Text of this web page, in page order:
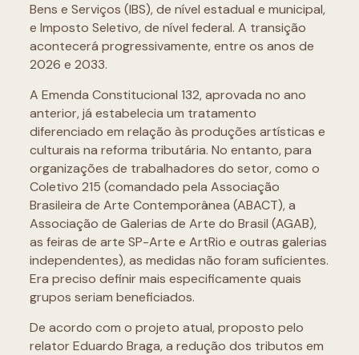
Bens e Serviços (IBS), de nível estadual e municipal,
e Imposto Seletivo, de nível federal. A transição
acontecerá progressivamente, entre os anos de
2026 e 2033.
A Emenda Constitucional 132, aprovada no ano
anterior, já estabelecia um tratamento
diferenciado em relação às produções artísticas e
culturais na reforma tributária. No entanto, para
organizações de trabalhadores do setor, como o
Coletivo 215 (comandado pela Associação
Brasileira de Arte Contemporânea (ABACT), a
Associação de Galerias de Arte do Brasil (AGAB),
as feiras de arte SP-Arte e ArtRio e outras galerias
independentes), as medidas não foram suficientes.
Era preciso definir mais especificamente quais
grupos seriam beneficiados.
De acordo com o projeto atual, proposto pelo
relator Eduardo Braga, a redução dos tributos em